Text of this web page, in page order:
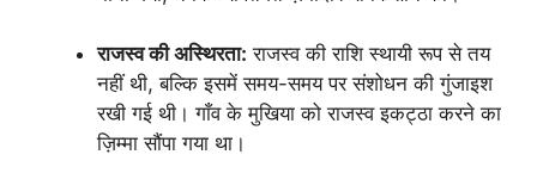
राजस्व की अस्थिरता: राजस्व की राशि स्थायी रूप से तय
नहीं थी, बल्कि इसमें समय-समय पर संशोधन की गुंजाइश
रखी गई थी। गाँव के मुखिया को राजस्व इकट्ठा करने का
ज़िम्मा सौंपा गया था।